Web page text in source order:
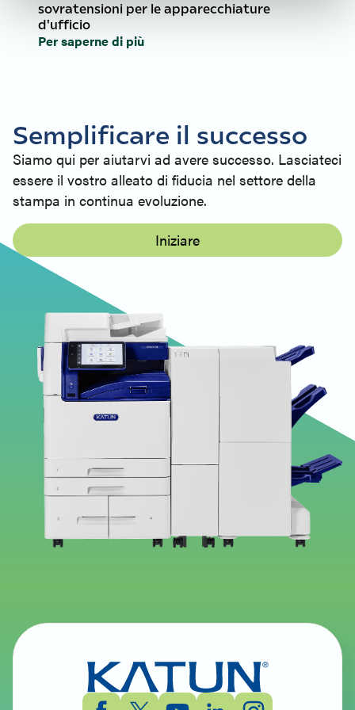
sovratensioni per le apparecchiature
d'ufficio
Per saperne di più
Semplificare il successo
Siamo qui per aiutarvi ad avere successo. Lasciateci
essere il vostro alleato di fiducia nel settore della
stampa in continua evoluzione.
Iniziare